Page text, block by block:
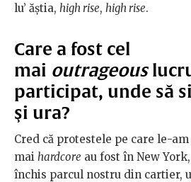
lu’ ăştia, high rise, high rise.
Care a fost cel
mai outrageous
participat, unde să
şi ura?
Cred că protestele pe care le-
mai hardcore au fost în New
închis parcul nostru din cartier,